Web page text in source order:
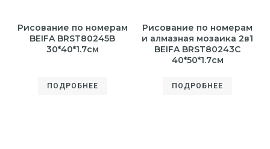
Рисование по номерам
BEIFA BRST80245B
30*40*1.7см
ПОДРОБНЕЕ
Рисование по номерам
и алмазная мозаика 2в1
BEIFA BRST80243С
40*50*1.7см
ПОДРОБНЕЕ